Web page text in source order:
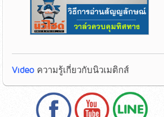
Videoความรู้เกี่ยวกับนิวเมติกส์
Videoความรู้เกี่ยวกับนิวเมติกส์